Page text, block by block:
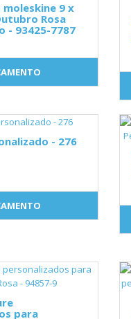
9 x
Rosa
- 93425-7787
- 276
para